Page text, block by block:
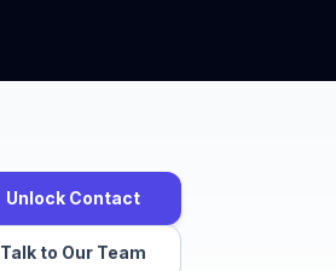
Unlock Contact
Talk to Our Team